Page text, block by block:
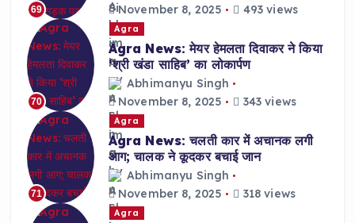
69
November 8, 2025
493 views
70
Agra
Agra News: मेयर हेमलता दिवाकर ने किया
‘श्री खंडा साहिब’ का लोकार्पण
Abhimanyu Singh
November 8, 2025
343 views
71
Agra
Agra News: चलती कार में अचानक लगी
आग; चालक ने कूदकर बचाई जान
Abhimanyu Singh
November 8, 2025
318 views
Agra